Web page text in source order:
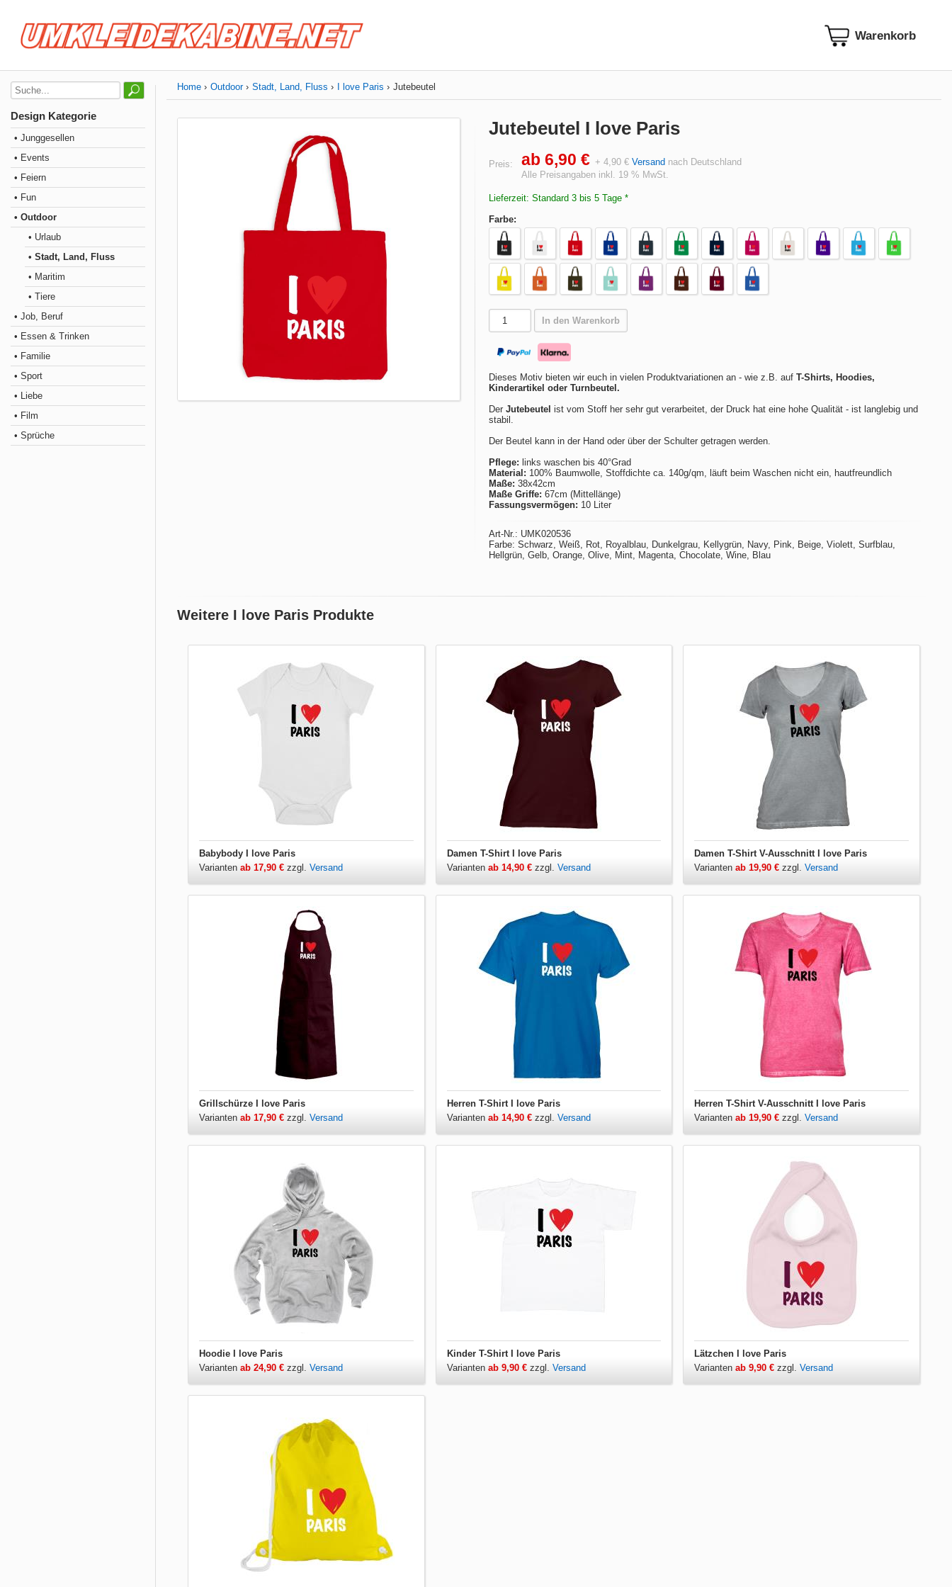
Design Kategorie
• Junggesellen
• Events
• Feiern
• Fun
• Outdoor
• Urlaub
• Stadt, Land, Fluss
• Maritim
• Tiere
• Job, Beruf
• Essen & Trinken
• Familie
• Sport
• Liebe
• Film
• Sprüche
Home Outdoor Stadt, Land, Fluss I love Paris Jutebeutel
Jutebeutel I love Paris
Preis: ab 6,90 € + 4,90 € Versand nach Deutschland
Alle Preisangaben inkl. 19 % MwSt.
Lieferzeit: Standard 3 bis 5 Tage *
Farbe:
In den Warenkorb
Dieses Motiv bieten wir euch in vielen Produktvariationen an - wie z.B. auf T-Shirts, Hoodies,
Kinderartikel oder Turnbeutel.
Der Jutebeutel ist vom Stoff her sehr gut verarbeitet, der Druck hat eine hohe Qualität - ist langlebig und
stabil.
Der Beutel kann in der Hand oder über der Schulter getragen werden.
Pflege: links waschen bis 40°Grad
Material: 100% Baumwolle, Stoffdichte ca. 140g/qm, läuft beim Waschen nicht ein, hautfreundlich
Maße: 38x42cm
Maße Griffe: 67cm (Mittellänge)
Fassungsvermögen: 10 Liter
Art-Nr.: UMK020536
Farbe: Schwarz, Weiß, Rot, Royalblau, Dunkelgrau, Kellygrün, Navy, Pink, Beige, Violett, Surfblau,
Hellgrün, Gelb, Orange, Olive, Mint, Magenta, Chocolate, Wine, Blau
Weitere I love Paris Produkte
Babybody I love Paris
Varianten ab 17,90 € zzgl. Versand
Damen T-Shirt I love Paris
Varianten ab 14,90 €zzgl. Versand
Damen T-Shirt V-Ausschnitt I love Paris
Variantenab 19,90 € zzgl.Versand
Grillschürze I love Paris
Varianten ab 17,90 € zzgl. Versand
Herren T-Shirt I love Paris
Varianten ab 14,90 €zzgl. Versand
Herren T-Shirt V-Ausschnitt I love Paris
Variantenab 19,90 € zzgl.Versand
Hoodie I love Paris
Varianten ab 24,90 € zzgl. Versand
Kinder T-Shirt I love Paris
Varianten ab 9,90 €zzgl. Versand
Lätzchen I love Paris
Variantenab 9,90 € zzgl.Versand